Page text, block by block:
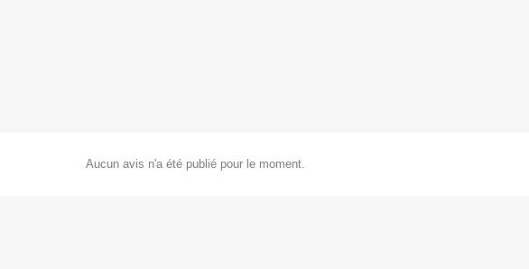
Aucun avis n'a été publié pour le moment.